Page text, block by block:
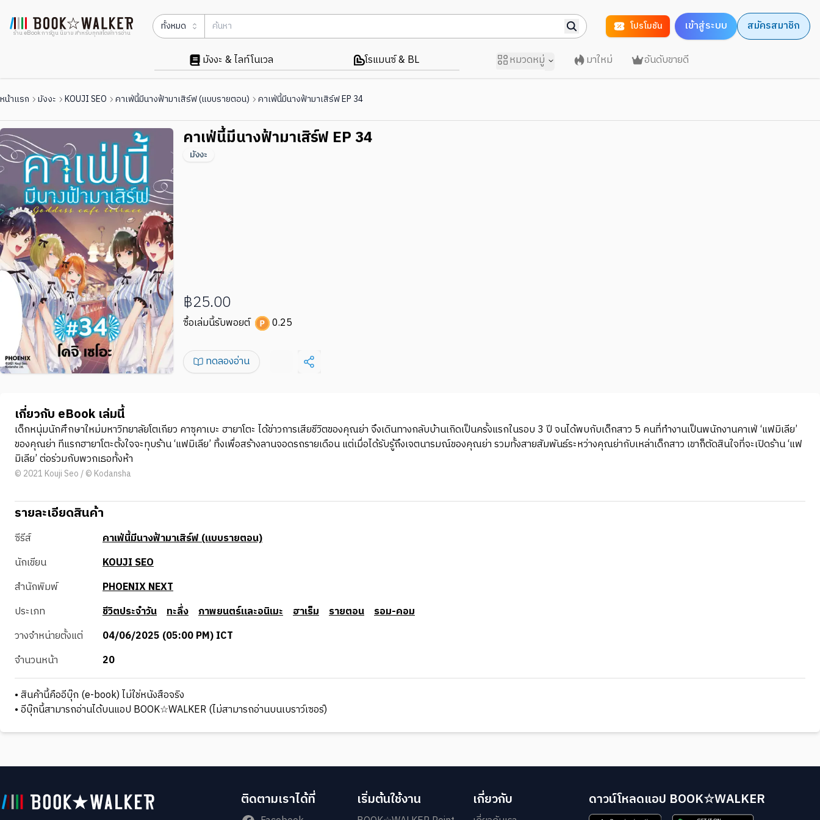
ร้าน eBook การ์ตูน นิยาย สำหรับทุกสไตล์การอ่าน
ทั้งหมด โปรโมชัน เข้าสู่ระบบ สมัครสมาชิก
มังงะ & ไลท์โนเวล โรแมนซ์ & BL หมวดหมู่ มาใหม่ อันดับขายดี
หน้าแรก มังงะ KOUJI SEO คาเฟ่นี้มีนางฟ้ามาเสิร์ฟ (แบบรายตอน) คาเฟ่นี้มีนางฟ้ามาเสิร์ฟ EP 34
คาเฟ่นี้มีนางฟ้ามาเสิร์ฟ EP 34
มังงะ
฿25.00
ซื้อเล่มนี้รับพอยต์ 0.25
ทดลองอ่าน
เกี่ยวกับ eBook เล่มนี้
เด็กหนุ่มนักศึกษาใหม่มหาวิทยาลัยโตเกียว คาซุคาเบะ ฮายาโตะ ได้ข่าวการเสียชีวิตของคุณย่า จึงเดินทางกลับบ้านเกิดเป็นครั้งแรกในรอบ 3 ปี จนได้พบกับเด็กสาว 5 คนที่ทำงานเป็นพนักงานคาเฟ่ ‘แฟมิเลีย’
ของคุณย่า ทีแรกฮายาโตะตั้งใจจะทุบร้าน ‘แฟมิเลีย’ ทิ้งเพื่อสร้างลานจอดรถรายเดือน แต่เมื่อได้รับรู้ถึงเจตนารมณ์ของคุณย่า รวมทั้งสายสัมพันธ์ระหว่างคุณย่ากับเหล่าเด็กสาว เขาก็ตัดสินใจที่จะเปิดร้าน ‘แฟ
มิเลีย’ ต่อร่วมกับพวกเธอทั้งห้า
© 2021 Kouji Seo / © Kodansha
รายละเอียดสินค้า
ซีรีส์
คาเฟ่นี้มีนางฟ้ามาเสิร์ฟ (แบบรายตอน)
นักเขียน
KOUJI SEO
สำนักพิมพ์
PHOENIX NEXT
ประเภท
ชีวิตประจำวัน ทะลึ่ง ภาพยนตร์และอนิเมะ ฮาเร็ม รายตอน รอม-คอม
วางจำหน่ายตั้งแต่
04/06/2025 (05:00 PM) ICT
จำนวนหน้า
20
• สินค้านี้คืออีบุ๊ก (e-book) ไม่ใช่หนังสือจริง
• อีบุ๊กนี้สามารถอ่านได้บนแอป BOOK☆WALKER (ไม่สามารถอ่านบนเบราว์เซอร์)
ติดตามเราได้ที่ เริ่มต้นใช้งาน เกี่ยวกับ ดาวน์โหลดแอป BOOK☆WALKER